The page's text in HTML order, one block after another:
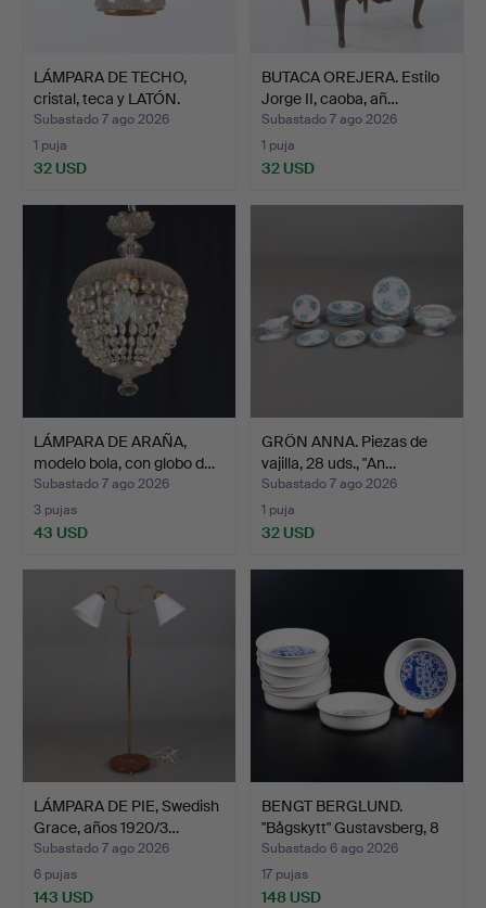
LÁMPARA DE TECHO,
cristal, teca y LATÓN.
Subastado 7 ago 2026
1 puja
32 USD
BUTACA OREJERA. Estilo
Jorge II, caoba, añ…
Subastado 7 ago 2026
1 puja
32 USD
LÁMPARA DE ARAÑA,
modelo bola, con globo d…
Subastado 7 ago 2026
3 pujas
43 USD
GRÖN ANNA. Piezas de
vajilla, 28 uds., "An…
Subastado 7 ago 2026
1 puja
32 USD
LÁMPARA DE PIE, Swedish
Grace, años 1920/3…
Subastado 7 ago 2026
6 pujas
143 USD
BENGT BERGLUND.
"Bågskytt" Gustavsberg, 8
…
Subastado 6 ago 2026
17 pujas
148 USD